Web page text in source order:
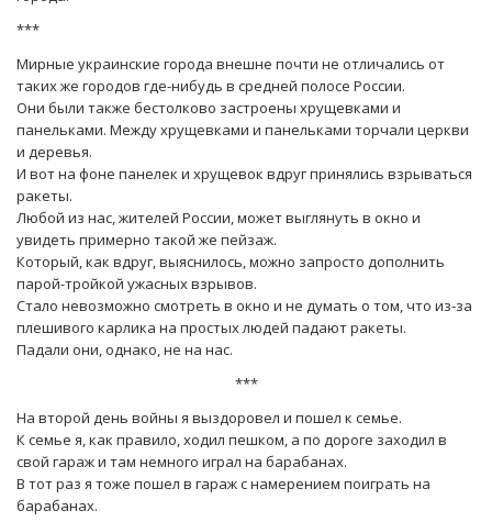
***
Мирные украинские города внешне почти не отличались от
таких же городов где-нибудь в средней полосе России.
Они были также бестолково застроены хрущевками и
панельками. Между хрущевками и панельками торчали церкви
и деревья.
И вот на фоне панелек и хрущевок вдруг принялись взрываться
ракеты.
Любой из нас, жителей России, может выглянуть в окно и
увидеть примерно такой же пейзаж.
Который, как вдруг, выяснилось, можно запросто дополнить
парой-тройкой ужасных взрывов.
Стало невозможно смотреть в окно и не думать о том, что из-за
плешивого карлика на простых людей падают ракеты.
Падали они, однако, не на нас.
***
На второй день войны я выздоровел и пошел к семье.
К семье я, как правило, ходил пешком, а по дороге заходил в
свой гараж и там немного играл на барабанах.
В тот раз я тоже пошел в гараж с намерением поиграть на
барабанах.